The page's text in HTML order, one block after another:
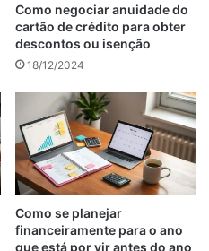
Como negociar anuidade do
cartão de crédito para obter
descontos ou isenção
18/12/2024
Como se planejar
financeiramente para o ano
que está por vir antes do ano